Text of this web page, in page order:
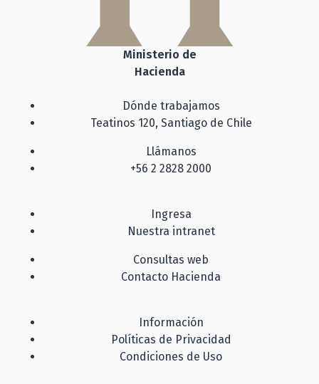
Ministerio de
Hacienda
Dónde trabajamos
Teatinos 120, Santiago de Chile
Llámanos
+56 2 2828 2000
Ingresa
Nuestra intranet
Consultas web
Contacto Hacienda
Información
Políticas de Privacidad
Condiciones de Uso